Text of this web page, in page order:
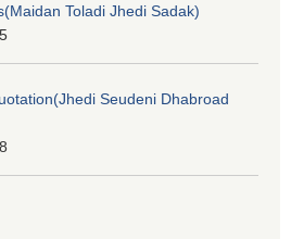
Toladi Jhedi Sadak)
Seudeni Dhabroad